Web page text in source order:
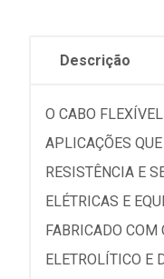
Descrição
O CABO
APLICAÇÕES
RESISTÊNCIA E
ELÉTRICAS E
FABRICADO COM
ELETROLÍTICO E